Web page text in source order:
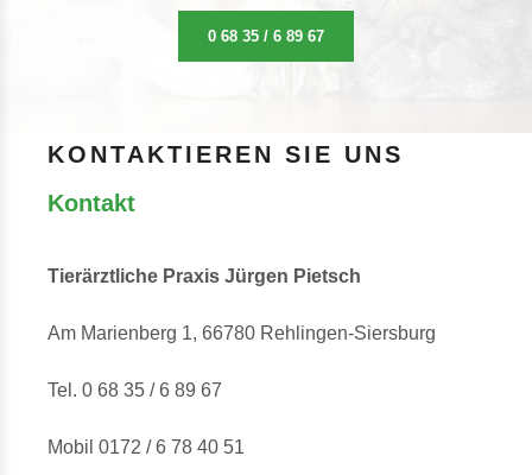
0 68 35 / 6 89 67
KONTAKTIEREN SIE UNS
Kontakt
Tierärztliche Praxis Jürgen Pietsch
Am Marienberg 1, 66780 Rehlingen-Siersburg
Tel. 0 68 35 / 6 89 67
Mobil 0172 / 6 78 40 51